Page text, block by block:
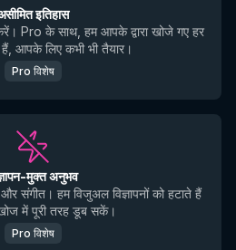
इतिहास
करें। Pro के साथ, हम आपके द्वारा खोजे गए हर
आपके लिए कभी भी तैयार।
Pro विशेष
मुक्त अनुभव
संगीत। हम विजुअल विज्ञापनों को हटाते हैं
में पूरी तरह डूब सकें।
Pro विशेष